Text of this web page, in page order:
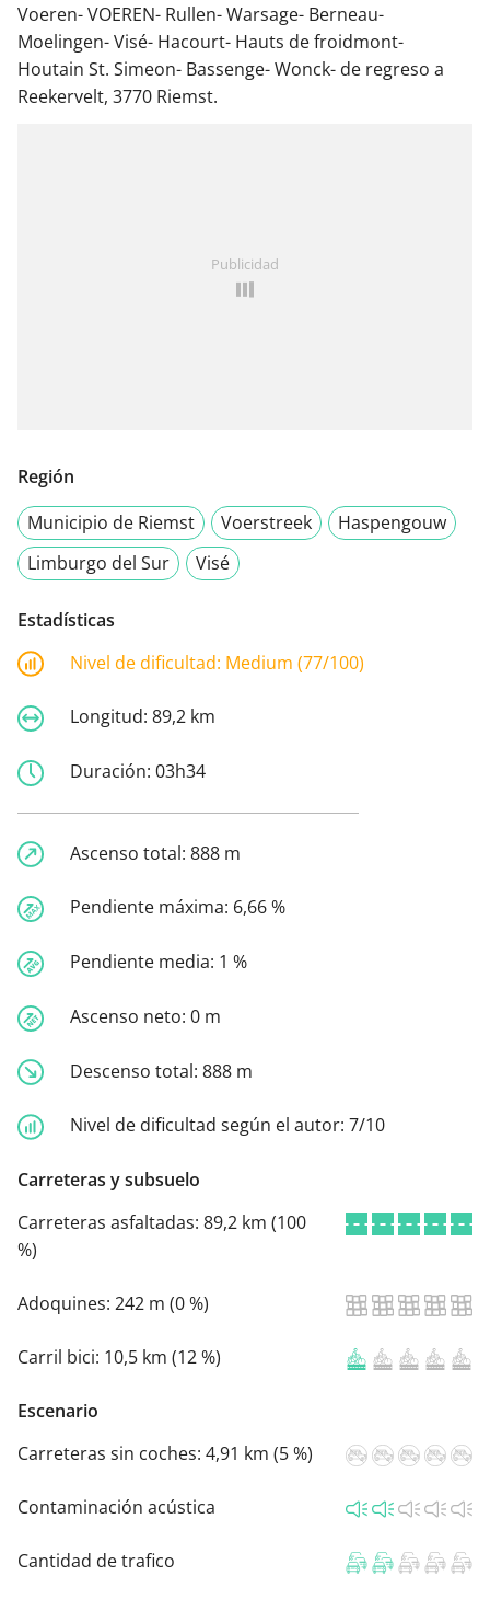
Voeren- VOEREN- Rullen- Warsage- Berneau-
Moelingen- Visé- Hacourt- Hauts de froidmont-
Houtain St. Simeon- Bassenge- Wonck- de regreso a
Reekervelt, 3770 Riemst.
Publicidad
Región
Municipio de Riemst
Voerstreek
Haspengouw
Limburgo del Sur
Visé
Estadísticas
Nivel de dificultad: Medium (77/100)
Longitud: 89,2 km
Duración: 03h34
Ascenso total: 888 m
Pendiente máxima: 6,66 %
Pendiente media: 1 %
Ascenso neto: 0 m
Descenso total: 888 m
Nivel de dificultad según el autor: 7/10
Carreteras y subsuelo
Carreteras asfaltadas: 89,2 km (100
%)
Adoquines: 242 m (0 %)
Carril bici: 10,5 km (12 %)
Escenario
Carreteras sin coches: 4,91 km (5 %)
Contaminación acústica
Cantidad de trafico